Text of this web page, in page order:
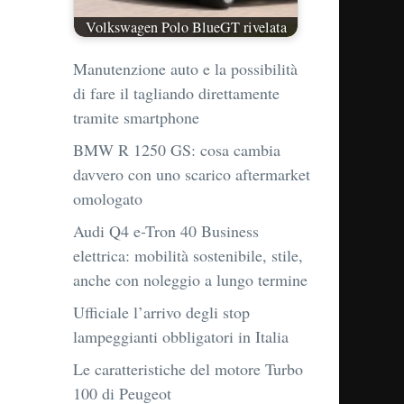
Volkswagen Polo BlueGT rivelata
Manutenzione auto e la possibilità
di fare il tagliando direttamente
tramite smartphone
BMW R 1250 GS: cosa cambia
davvero con uno scarico aftermarket
omologato
Audi Q4 e-Tron 40 Business
elettrica: mobilità sostenibile, stile,
anche con noleggio a lungo termine
Ufficiale l’arrivo degli stop
lampeggianti obbligatori in Italia
Le caratteristiche del motore Turbo
100 di Peugeot